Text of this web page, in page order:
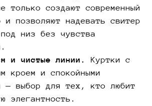
только создают современный
позволяют надевать свитер
низ без чувства
и чистые линии.
Куртки с
кроем и спокойными
— выбор для тех, кто любит
элегантность.